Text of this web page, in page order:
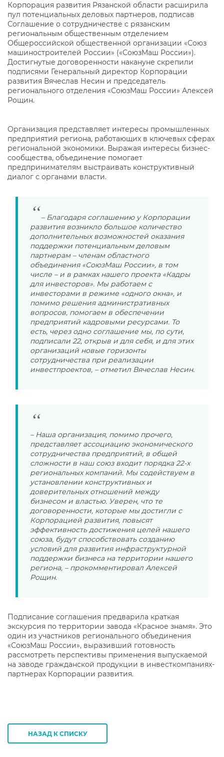
Корпорация развития Рязанской области расширила
пул потенциальных деловых партнеров, подписав
Соглашение о сотрудничестве с рязанским
региональным общественным отделением
Общероссийской общественной организации «Союз
машиностроителей России» («СоюзМаш России»).
Достигнутые договоренности накануне скрепили
подписями Генеральный директор Корпорации
развития Вячеслав Несин и председатель
регионального отделения «СоюзМаш России» Алексей
Рощин.
Организация представляет интересы промышленных
предприятий региона, работающих в ключевых сферах
региональной экономики. Выражая интересы бизнес-
сообщества, объединение помогает
предпринимателям выстраивать конструктивный
диалог с органами власти.
– Благодаря соглашению у Корпорации
развития возникло большое количество
дополнительных возможностей оказания
поддержки потенциальным деловым
партнерам – членам областного
объединения «СоюзМаш России», в том
числе – и в рамках нашего проекта «Кадры
для инвесторов». Мы работаем с
инвесторами в режиме «одного окна», и
помимо решения административных
вопросов, помогаем в обеспечении
предприятий кадровыми ресурсами. То
есть, через одно соглашение мы, по сути,
подписали 22, открыв и для себя, и для этих
организаций новые горизонты
сотрудничества при реализации
инвестпроектов, – отметил Вячеслав Несин.
– Наша организация, помимо прочего,
представляет ассоциацию экономического
сотрудничества предприятий, в общей
сложности в наш союз входит порядка 22-х
региональных компаний. Мы содействуем в
установлении конструктивных и
доверительных отношений между
бизнесом и властью. Уверен, что те
договоренности, которые мы достигли с
Корпорацией развития, повысят
эффективность достижения целей нашего
союза, будут способствовать созданию
условий для развития инфраструктурной
поддержки бизнеса на территории нашего
региона, – прокомментировал Алексей
Рощин.
Подписание соглашения предварила краткая
экскурсия по территории завода «Красное знамя». Это
один из участников регионального объединения
«СоюзМаш России», выразивший готовность
рассмотреть перспективы применения выпускаемой
на заводе гражданской продукции в инвесткомпаниях-
партнерах Корпорации развития.
НАЗАД К СПИСКУ